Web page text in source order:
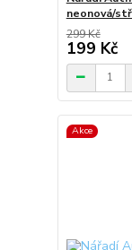
neonová/
299 Kč
199 Kč
Akce